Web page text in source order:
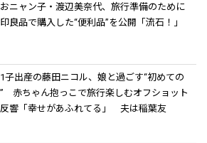
ニャン子・渡辺美奈代、旅行準備のために
良品で購入した“便利品”を公開「流石！」
子出産の藤田ニコル、娘と過ごす“初めての
赤ちゃん抱っこで旅行楽しむオフショット
反響「幸せがあふれてる」 夫は稲葉友